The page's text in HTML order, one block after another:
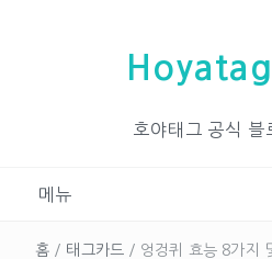
호야태그 공식 블
메뉴
홈 / 태그카드 / 엉겅퀴 효능 8가지